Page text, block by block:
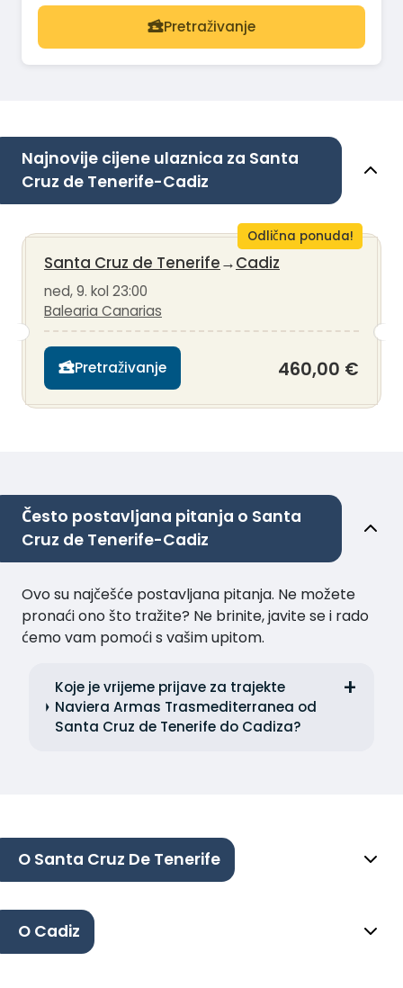
Pretraživanje
Najnovije cijene ulaznica za Santa
Cruz de Tenerife-Cadiz
Odlična ponuda!
Santa Cruz de Tenerife→Cadiz
ned, 9. kol 23:00
Balearia Canarias
Pretraživanje 460,00 €
Često postavljana pitanja o Santa
Cruz de Tenerife-Cadiz
Ovo su najčešće postavljana pitanja. Ne možete
pronaći ono što tražite? Ne brinite, javite se i rado
ćemo vam pomoći s vašim upitom.
Koje je vrijeme prijave za trajekte
Naviera Armas Trasmediterranea od
Santa Cruz de Tenerife do Cadiza?
O Santa Cruz De Tenerife
O Cadiz